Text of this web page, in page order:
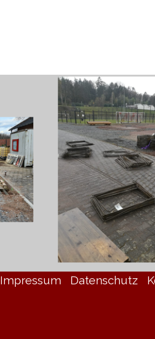
Impressum Datenschutz